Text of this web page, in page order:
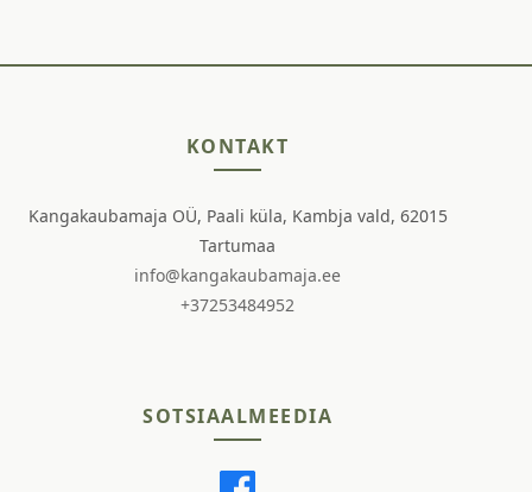
KONTAKT
Kangakaubamaja OÜ, Paali küla, Kambja vald, 62015
Tartumaa
info@kangakaubamaja.ee
+37253484952
SOTSIAALMEEDIA